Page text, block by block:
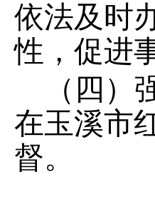
依法及时
性，促进
（四）
在玉溪市
督。